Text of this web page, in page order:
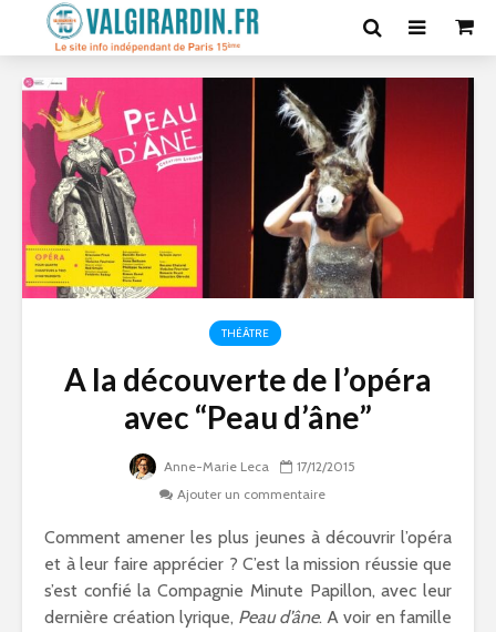
THÉÂTRE
A la découverte de l’opéra
avec “Peau d’âne”
Anne-Marie Leca
17/12/2015
Ajouter un commentaire
Comment amener les plus jeunes à découvrir l’opéra
et à leur faire apprécier ? C’est la mission réussie que
s’est confié la Compagnie Minute Papillon, avec leur
dernière création lyrique, Peau d’âne. A voir en famille